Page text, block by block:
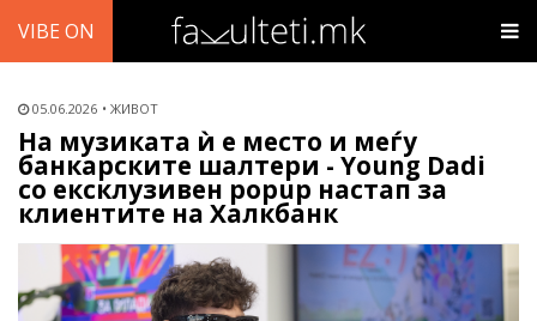
VIBE ON
05.06.2026 ЖИВОТ
На музиката ѝ е место и меѓу
банкарските шалтери - Young Dadi
со ексклузивен popup настап за
клиентите на Халкбанк